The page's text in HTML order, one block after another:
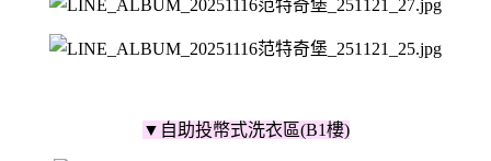
▼自助投幣式洗衣區(B1樓)